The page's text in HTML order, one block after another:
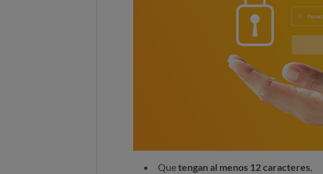
Quetengan al menos 12 caracteres,